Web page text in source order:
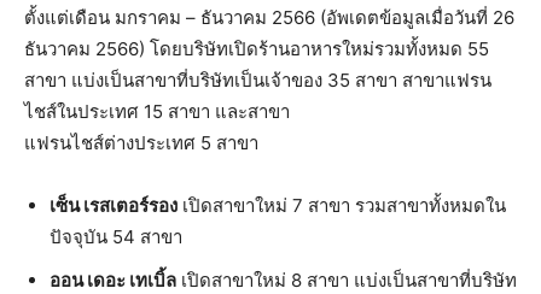
ตั้งแต่เดือน มกราคม – ธันวาคม 2566 (อัพเดตข้อมูลเมื่อวันที่ 26
ธันวาคม 2566) โดยบริษัทเปิดร้านอาหารใหม่รวมทั้งหมด 55
สาขา แบ่งเป็นสาขาที่บริษัทเป็นเจ้าของ 35 สาขา สาขาแฟรน
ไชส์ในประเทศ 15 สาขา และสาขา
แฟรนไชส์ต่างประเทศ 5 สาขา
เซ็น เรสเตอร์รอง เปิดสาขาใหม่ 7 สาขา รวมสาขาทั้งหมดใน
ปัจจุบัน 54 สาขา
ออน เดอะ เทเบิ้ล เปิดสาขาใหม่ 8 สาขา แบ่งเป็นสาขาที่บริษัท